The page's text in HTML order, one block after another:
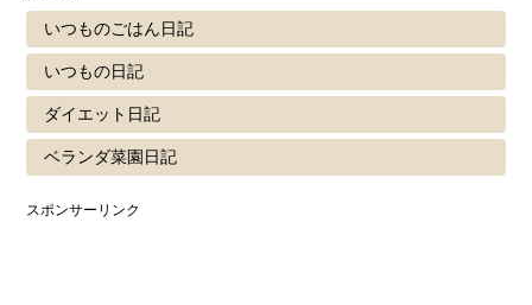
いつものごはん日記
いつもの日記
ダイエット日記
ベランダ菜園日記
スポンサーリンク